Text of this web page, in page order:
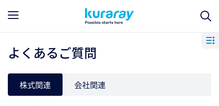
よくあるご質問
株式関連 会社関連